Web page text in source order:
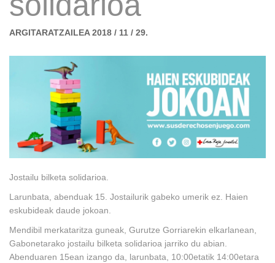
ARGITARATZAILEA 2018 / 11 / 29.
Jostailu bilketa solidarioa.
Larunbata, abenduak 15. Jostailurik gabeko umerik ez. Haien
eskubideak daude jokoan.
Mendibil merkataritza guneak, Gurutze Gorriarekin elkarlanean,
Gabonetarako jostailu bilketa solidarioa jarriko du abian.
Abenduaren 15ean izango da, larunbata, 10:00etatik 14:00etara